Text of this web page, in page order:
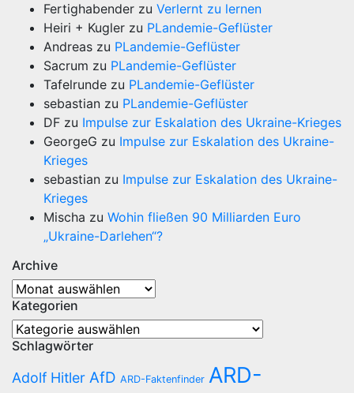
Fertighabender zu Verlernt zu lernen
Heiri + Kugler zu PLandemie-Geflüster
Andreas zu PLandemie-Geflüster
Sacrum zu PLandemie-Geflüster
Tafelrunde zu PLandemie-Geflüster
sebastian zu PLandemie-Geflüster
DF zu Impulse zur Eskalation des Ukraine-Krieges
GeorgeG zu Impulse zur Eskalation des Ukraine-
Krieges
sebastian zu Impulse zur Eskalation des Ukraine-
Krieges
Mischa zu Wohin fließen 90 Milliarden Euro
„Ukraine-Darlehen“?
Archive
Archive
Kategorien
Kategorien
Schlagwörter
Adolf Hitler AfD ARD-Faktenfinder ARD-